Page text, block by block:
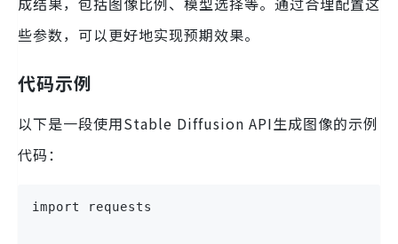
些参数，可以更好地实现预期效果。
代码示例
以下是一段使用Stable Diffusion API生成图像的示例
代码：
import requests